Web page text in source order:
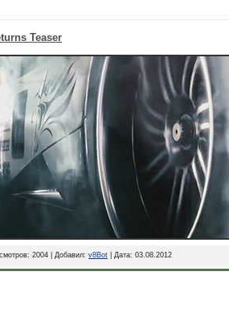
Teaser
2004 | Добавил: v8Bot | Дата: 03.08.2012